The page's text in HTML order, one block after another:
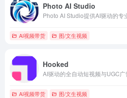
Photo AI Studio
AI视频带货 图/文生视频
Hooked
AI视频带货 图/文生视频